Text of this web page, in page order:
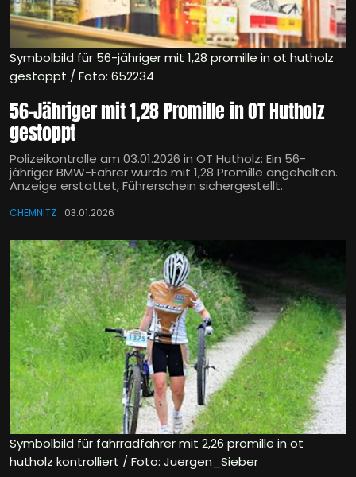
Symbolbild für 56-jähriger mit 1,28 promille in ot hutholz
gestoppt / Foto: 652234
56-Jähriger mit 1,28 Promille in OT Hutholz
gestoppt
Polizeikontrolle am 03.01.2026 in OT Hutholz: Ein 56-
jähriger BMW-Fahrer wurde mit 1,28 Promille angehalten.
Anzeige erstattet, Führerschein sichergestellt.
CHEMNITZ 03.01.2026
Symbolbild für fahrradfahrer mit 2,26 promille in ot
hutholz kontrolliert / Foto: Juergen_Sieber